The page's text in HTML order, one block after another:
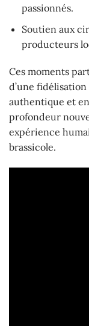
passionnés.
Soutien aux
producteurs
Ces moments
d’une
authentique et
profondeur
expérience
brassicole.